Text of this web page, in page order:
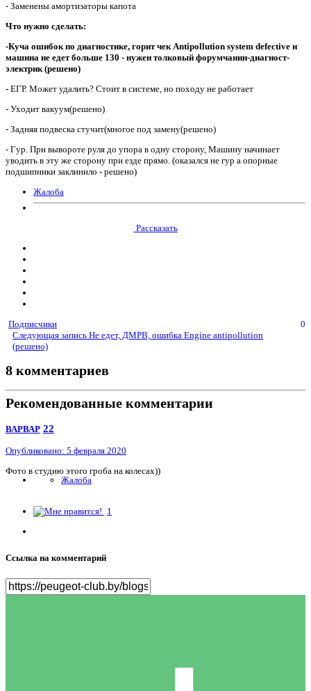
- Заменены амортизаторы капота
Что нужно сделать:
-Куча ошибок по диагностике, горит чек Antipollution system defective и
машина не едет больше 130 - нужен толковый форумчанин-диагност-
электрик (решено)
- ЕГР. Может удалить? Стоит в системе, но походу не работает
- Уходит вакуум(решено)
- Задняя подвеска стучит(многое под замену(решено)
- Гур. При вывороте руля до упора в одну сторону, Машину начинает
уводить в эту же сторону при езде прямо. (оказался не гур а опорные
подшипники заклинило - решено)
Жалоба
Рассказать
Подписчики
0
Следующая запись Не едет, ДМРВ, ошибка Engine antipollution
(решено)
8 комментариев
Рекомендованные комментарии
ВАРВАР 22
Опубликовано: 5 февраля 2020
Жалоба
Фото в студию этого гроба на колесах))
1
Ссылка на комментарий